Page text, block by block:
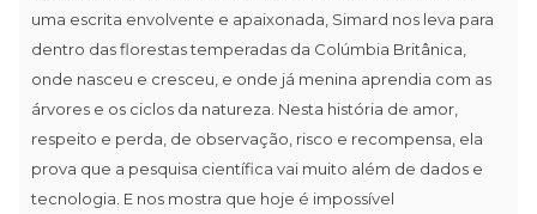
uma escrita envolvente e apaixonada, Simard nos leva para
dentro das florestas temperadas da Colúmbia Britânica,
onde nasceu e cresceu, e onde já menina aprendia com as
árvores e os ciclos da natureza. Nesta história de amor,
respeito e perda, de observação, risco e recompensa, ela
prova que a pesquisa científica vai muito além de dados e
tecnologia. E nos mostra que hoje é impossível